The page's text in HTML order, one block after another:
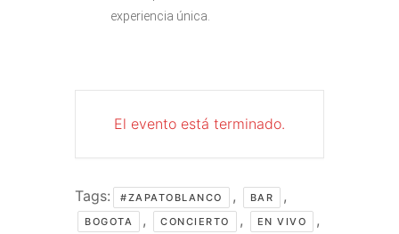
experiencia única.
El evento está terminado.
Tags: #ZAPATOBLANCO , BAR ,
BOGOTA , CONCIERTO , EN VIVO ,